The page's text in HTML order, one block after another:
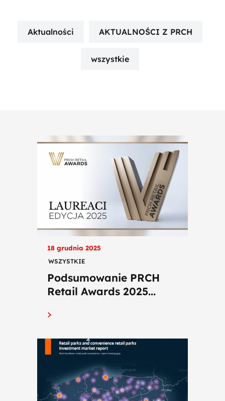
Aktualności AKTUALNOŚCI Z PRCH
wszystkie
18 grudnia 2025
WSZYSTKIE
Podsumowanie PRCH
Retail Awards 2025...